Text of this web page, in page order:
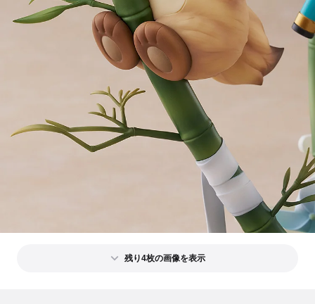
残り4枚の画像を表示